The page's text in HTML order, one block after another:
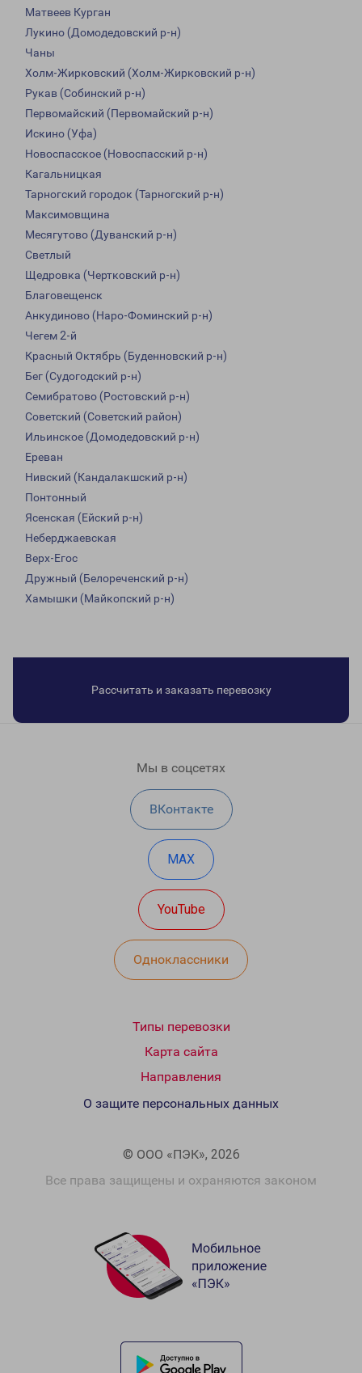
Матвеев Курган
Лукино (Домодедовский р-н)
Чаны
Холм-Жирковский (Холм-Жирковский р-н)
Рукав (Собинский р-н)
Первомайский (Первомайский р-н)
Искино (Уфа)
Новоспасское (Новоспасский р-н)
Кагальницкая
Тарногский городок (Тарногский р-н)
Максимовщина
Месягутово (Дуванский р-н)
Светлый
Щедровка (Чертковский р-н)
Благовещенск
Анкудиново (Наро-Фоминский р-н)
Чегем 2-й
Красный Октябрь (Буденновский р-н)
Бег (Судогодский р-н)
Семибратово (Ростовский р-н)
Советский (Советский район)
Ильинское (Домодедовский р-н)
Ереван
Нивский (Кандалакшский р-н)
Понтонный
Ясенская (Ейский р-н)
Неберджаевская
Верх-Егос
Дружный (Белореченский р-н)
Хамышки (Майкопский р-н)
Рассчитать и заказать перевозку
Мы в соцсетях
ВКонтакте
MAX
YouTube
Одноклассники
Типы перевозки
Карта сайта
Направления
© ООО «ПЭК», 2026
Все права защищены и охраняются законом
О защите персональных данных